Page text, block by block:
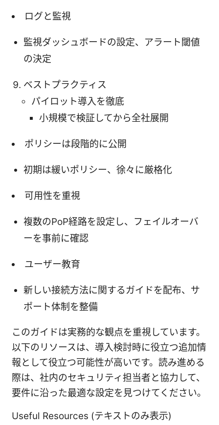
ログと監視
監視ダッシュボードの設定、アラート閾値
の決定
ベストプラクティス
パイロット導入を徹底
小規模で検証してから全社展開
ポリシーは段階的に公開
初期は緩いポリシー、徐々に厳格化
可用性を重視
複数のPoP経路を設定し、フェイルオーバ
ーを事前に確認
ユーザー教育
新しい接続方法に関するガイドを配布、サ
ポート体制を整備
このガイドは実務的な観点を重視しています。
以下のリソースは、導入検討時に役立つ追加情
報として役立つ可能性が高いです。読み進める
際は、社内のセキュリティ担当者と協力して、
要件に沿った最適な設定を見つけてください。
Useful Resources (テキストのみ表示)